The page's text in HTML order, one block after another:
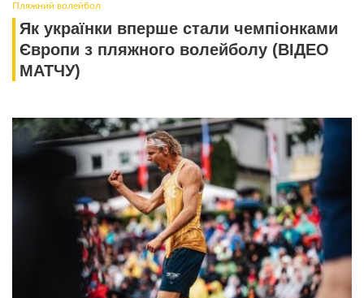
Пляжний волейбол
Як українки вперше стали чемпіонками
Європи з пляжного волейболу (ВІДЕО
МАТЧУ)